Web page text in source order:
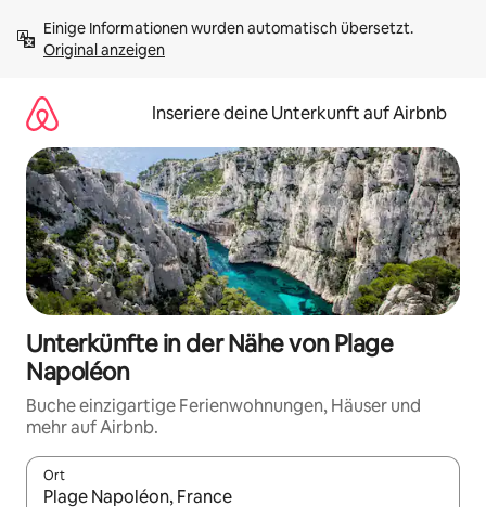
Inhalten
springenOriginal anzeigen
Inseriere deine Unterkunft auf Airbnb
Unterkünfte in der Nähe von Plage
Napoléon
Buche einzigartige Ferienwohnungen, Häuser und
mehr auf Airbnb.
Ort
Wenn Ergebnisse verfügbar sind, navigiere mit den